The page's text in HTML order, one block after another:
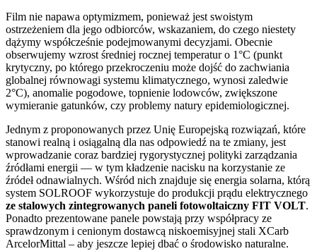
Film nie napawa optymizmem, ponieważ jest swoistym
ostrzeżeniem dla jego odbiorców, wskazaniem, do czego niestety
dążymy współcześnie podejmowanymi decyzjami. Obecnie
obserwujemy wzrost średniej rocznej temperatur o 1°C (punkt
krytyczny, po którego przekroczeniu może dojść do zachwiania
globalnej równowagi systemu klimatycznego, wynosi zaledwie
2°C), anomalie pogodowe, topnienie lodowców, zwiększone
wymieranie gatunków, czy problemy natury epidemiologicznej.
Jednym z proponowanych przez Unię Europejską rozwiązań, które
stanowi realną i osiągalną dla nas odpowiedź na te zmiany, jest
wprowadzanie coraz bardziej rygorystycznej polityki zarządzania
źródłami energii — w tym kładzenie nacisku na korzystanie ze
źródeł odnawialnych. Wśród nich znajduje się energia solarna, którą
system SOLROOF wykorzystuje do produkcji prądu elektrycznego
ze stalowych zintegrowanych paneli fotowoltaiczny FIT VOLT.
Ponadto prezentowane panele powstają przy współpracy ze
sprawdzonym i cenionym dostawcą niskoemisyjnej stali XCarb
ArcelorMittal – aby jeszcze lepiej dbać o środowisko naturalne.